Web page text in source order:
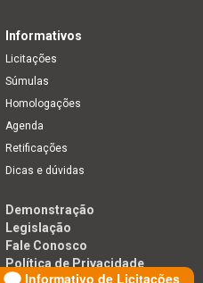
Informativo de Licitações
Informativos
Licitações
Súmulas
Homologações
Agenda
Retificações
Dicas e dúvidas
Demonstração
Legislação
Fale Conosco
Política de Privacidade